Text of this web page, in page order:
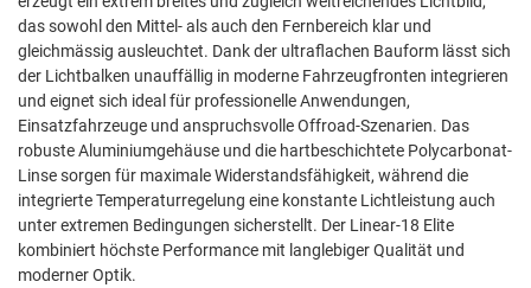
das sowohl den Mittel- als auch den Fernbereich klar und
gleichmässig ausleuchtet. Dank der ultraflachen Bauform lässt sich
der Lichtbalken unauffällig in moderne Fahrzeugfronten integrieren
und eignet sich ideal für professionelle Anwendungen,
Einsatzfahrzeuge und anspruchsvolle Offroad-Szenarien. Das
robuste Aluminiumgehäuse und die hartbeschichtete Polycarbonat-
Linse sorgen für maximale Widerstandsfähigkeit, während die
integrierte Temperaturregelung eine konstante Lichtleistung auch
unter extremen Bedingungen sicherstellt. Der Linear-18 Elite
kombiniert höchste Performance mit langlebiger Qualität und
moderner Optik.